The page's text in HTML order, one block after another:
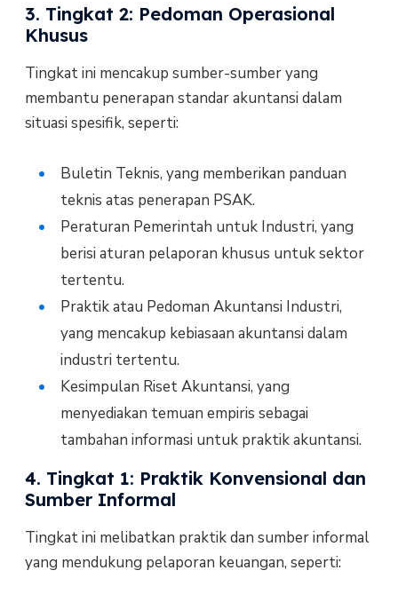
3. Tingkat 2: Pedoman Operasional
Khusus
Tingkat ini mencakup sumber-sumber yang
membantu penerapan standar akuntansi dalam
situasi spesifik, seperti:
Buletin Teknis, yang memberikan panduan
teknis atas penerapan PSAK.
Peraturan Pemerintah untuk Industri, yang
berisi aturan pelaporan khusus untuk sektor
tertentu.
Praktik atau Pedoman Akuntansi Industri,
yang mencakup kebiasaan akuntansi dalam
industri tertentu.
Kesimpulan Riset Akuntansi, yang
menyediakan temuan empiris sebagai
tambahan informasi untuk praktik akuntansi.
4. Tingkat 1: Praktik Konvensional dan
Sumber Informal
Tingkat ini melibatkan praktik dan sumber informal
yang mendukung pelaporan keuangan, seperti: